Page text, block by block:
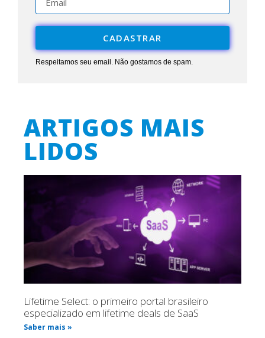
CADASTRAR
Respeitamos seu email. Não gostamos de spam.
ARTIGOS MAIS
LIDOS
Lifetime Select: o primeiro portal brasileiro
especializado em lifetime deals de SaaS
Saber mais »